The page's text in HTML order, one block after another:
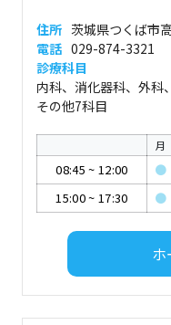
住所 茨城県つくば市
電話 029-874-3321
診療科目
内科、消化器科、外科
その他7科目
月
08:45 ~ 12:00 ●
15:00~ 17:30 ●